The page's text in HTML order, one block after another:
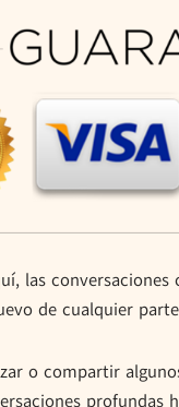
las conversaciones
de cualquier
o compartir
profundas